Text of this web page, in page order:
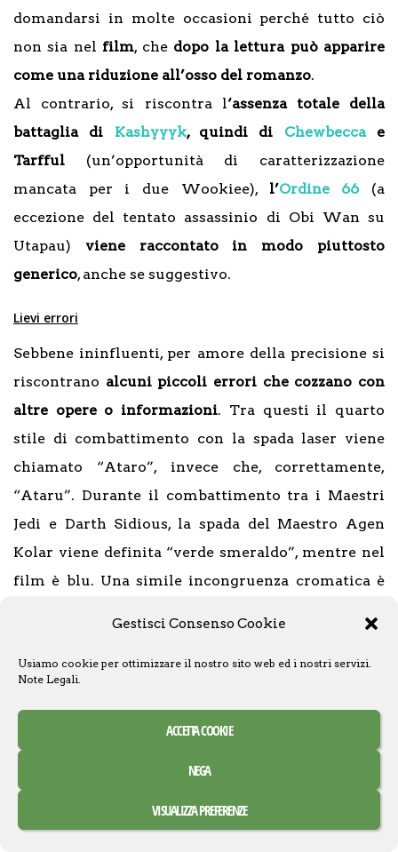
Gestisci Consenso Cookie
Usiamo cookie per ottimizzare il nostro sito web ed i nostri servizi.
Note Legali.
ACCETTA COOKIE
NEGA
VISUALIZZA PREFERENZE
domandarsi in molte occasioni perché tutto ciò
non sia nel film, chedopo la lettura può apparire
come una riduzione all’osso del romanzo.
Al contrario, si riscontra l‘assenza totale della
battaglia di Kashyyyk, quindi di Chewbeccae
Tarfful (un’opportunità di caratterizzazione
mancata per i due Wookiee), l’Ordine 66(a
eccezione del tentato assassinio di Obi Wan su
Utapau) viene raccontato in modo piuttosto
generico, anche se suggestivo.
Lievi errori
Sebbene ininfluenti, per amore della precisione si
riscontrano alcuni piccoli errori che cozzano con
altre opere o informazioni. Tra questi il quarto
stile di combattimento con la spada laser viene
chiamato “Ataro”, invece che, correttamente,
“Ataru”. Durante il combattimento tra i Maestri
Jedi e Darth Sidious, la spada del Maestro Agen
Kolar viene definita “verde smeraldo”, mentre nel
film è blu. Una simile incongruenza cromatica è
personaggio diAhsoka.